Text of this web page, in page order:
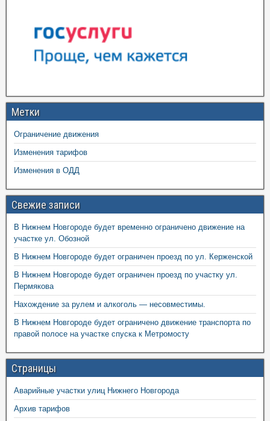
Метки
Ограничение движения
Изменения тарифов
Изменения в ОДД
Свежие записи
В Нижнем Новгороде будет временно ограничено движение на
участке ул. Обозной
В Нижнем Новгороде будет ограничен проезд по ул. Керженской
В Нижнем Новгороде будет ограничен проезд по участку ул.
Пермякова
Нахождение за рулем и алкоголь — несовместимы.
В Нижнем Новгороде будет ограничено движение транспорта по
правой полосе на участке спуска к Метромосту
Страницы
Аварийные участки улиц Нижнего Новгорода
Архив тарифов